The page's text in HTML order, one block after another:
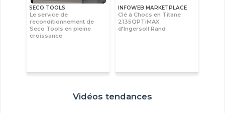
SECO TOOLS
Le service de
reconditionnement de
Seco Tools en pleine
croissance
INFOWEB MARKETPLACE
Clé à Chocs en Titane
2135QPTiMAX
d’Ingersoll Rand
Vidéos tendances